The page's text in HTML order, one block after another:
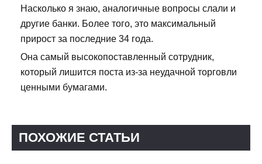
Насколько я знаю, аналогичные вопросы слали и
другие банки. Более того, это максимальный
прирост за последние 34 года.
Она самый высокопоставленный сотрудник,
который лишится поста из-за неудачной торговли
ценными бумагами.
ПОХОЖИЕ СТАТЬИ